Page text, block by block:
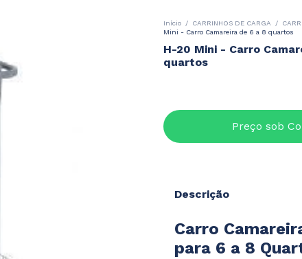
Início / CARRINHOS DE CARGA /
Mini - Carro Camareira de 6 a 8 quartos
H-20 Mini - Carro
quartos
Descrição
Carro
para 6 a 8